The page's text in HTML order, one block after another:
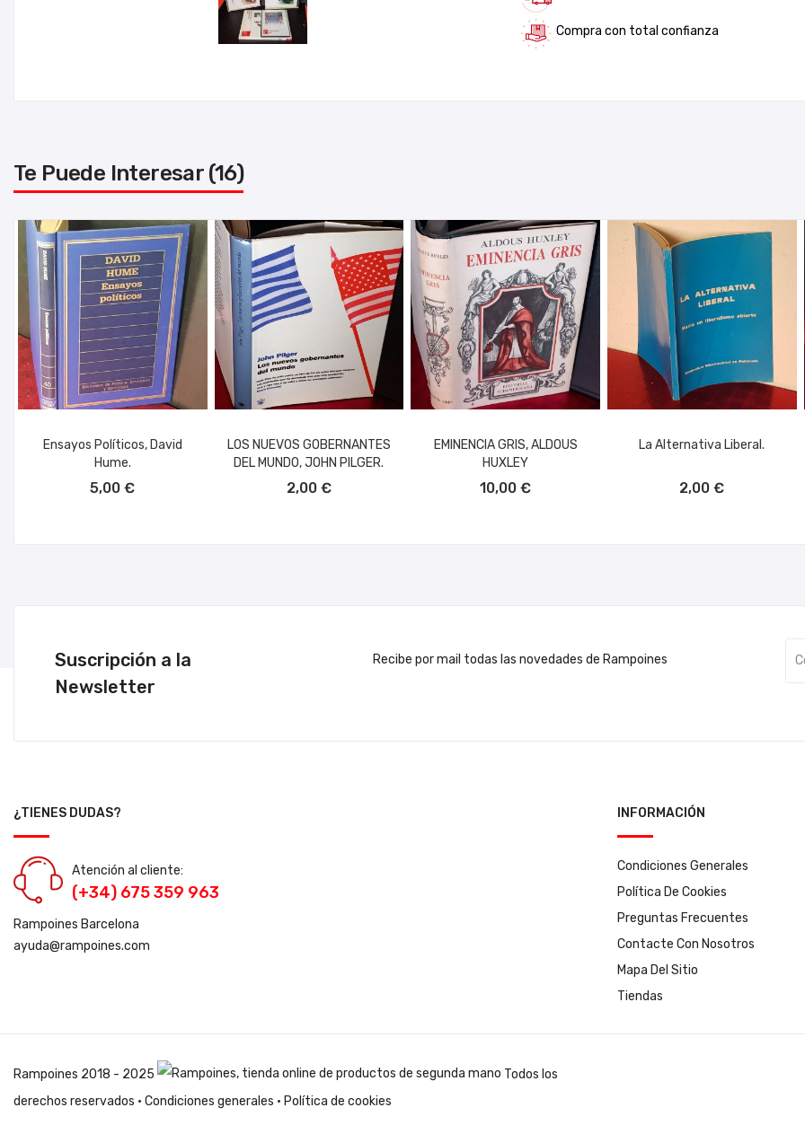
Compra con total confianza
Te Puede Interesar (16)
Ensayos Políticos, David
Hume.
5,00 €
LOS NUEVOS GOBERNANTES
DEL MUNDO, JOHN PILGER.
2,00 €
EMINENCIA GRIS, ALDOUS
HUXLEY
10,00 €
La Alternativa Liberal.
2,00 €
Suscripción a la
Newsletter
Recibe por mail todas las novedades de Rampoines
¿TIENES DUDAS?
Atención al cliente:
(+34) 675 359 963
Rampoines Barcelona
ayuda@rampoines.com
INFORMACIÓN
Condiciones Generales
Política De Cookies
Preguntas Frecuentes
Contacte Con Nosotros
Mapa Del Sitio
Tiendas
Rampoines 2018 - 2025
Todos los
derechos reservados · Condiciones generales · Política de cookies